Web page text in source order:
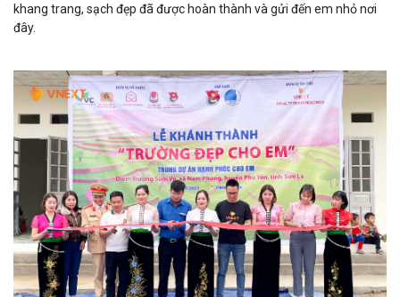
khang trang, sạch đẹp đã được hoàn thành và gửi đến em nhỏ nơi
đây.